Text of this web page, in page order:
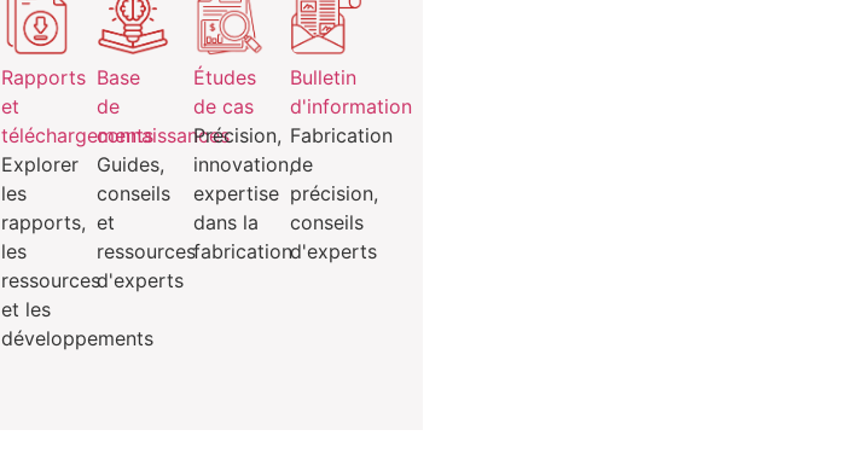
Rapports
et
téléchargements
Explorer
les
rapports,
les
ressources
et les
développements
Base
de
connaissances
Guides,
conseils
et
ressources
d'experts
Études
de cas
Précision,
innovation,
expertise
dans la
fabrication
Bulletin
d'information
Fabrication
de
précision,
conseils
d'experts